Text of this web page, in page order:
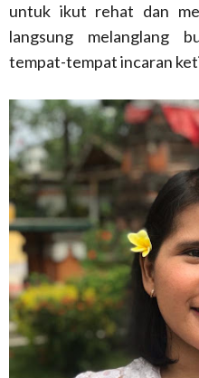
untuk ikut rehat dan
langsung melanglang
tempat-tempat incaran